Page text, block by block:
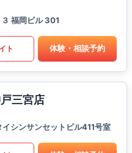
福岡ビル 301
ト 体験・相談予約
三宮店
シンサンセットビル411号室